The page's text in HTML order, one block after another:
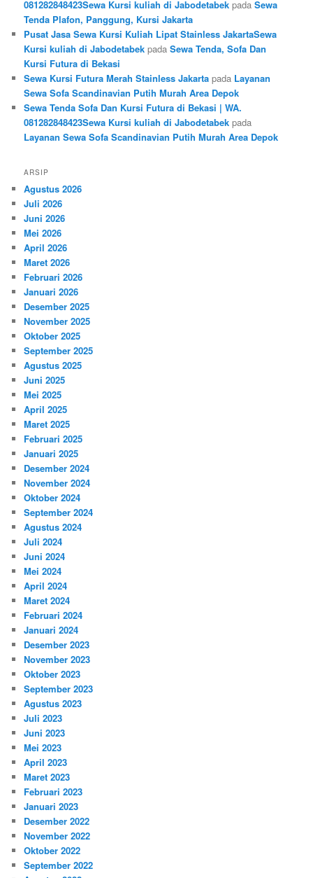
081282848423Sewa Kursi kuliah di Jabodetabek padaSewa
Tenda Plafon, Panggung, Kursi Jakarta
Pusat Jasa Sewa Kursi Kuliah Lipat Stainless JakartaSewa
Kursi kuliah di Jabodetabek padaSewa Tenda, Sofa Dan
Kursi Futura di Bekasi
Sewa Kursi Futura Merah Stainless Jakarta pada Layanan
Sewa Sofa Scandinavian Putih Murah Area Depok
Sewa Tenda Sofa Dan Kursi Futura di Bekasi | WA.
081282848423Sewa Kursi kuliah di Jabodetabek pada
Layanan Sewa Sofa Scandinavian Putih Murah Area Depok
ARSIP
Agustus 2026
Juli 2026
Juni 2026
Mei 2026
April 2026
Maret 2026
Februari 2026
Januari 2026
Desember 2025
November 2025
Oktober 2025
September 2025
Agustus 2025
Juni 2025
Mei 2025
April 2025
Maret 2025
Februari 2025
Januari 2025
Desember 2024
November 2024
Oktober 2024
September 2024
Agustus 2024
Juli 2024
Juni 2024
Mei 2024
April 2024
Maret 2024
Februari 2024
Januari 2024
Desember 2023
November 2023
Oktober 2023
September 2023
Agustus 2023
Juli 2023
Juni 2023
Mei 2023
April 2023
Maret 2023
Februari 2023
Januari 2023
Desember 2022
November 2022
Oktober 2022
September 2022